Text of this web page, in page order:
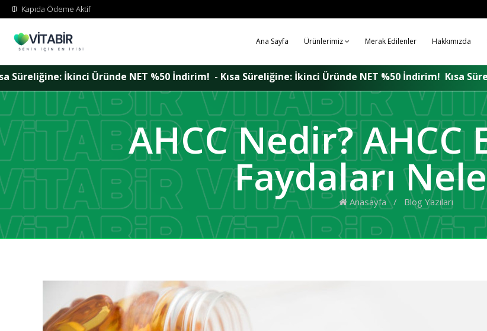
Kapıda Ödeme Aktif
Ana Sayfa Ürünlerimiz Merak Edilenler Hakkımızda
NET %50 İndirim!-Kısa Süreliğine: İkinci Üründe NET %50 İndirim!Kısa Süreliğine: İkinci Üründe
AHCC Nedir?
Faydaları
Anasayfa / Blog Yazıları